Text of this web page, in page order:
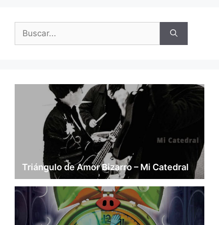
Triángulo de Amor Bizarro – Mi Catedral